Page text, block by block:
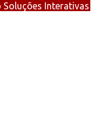
Interativas